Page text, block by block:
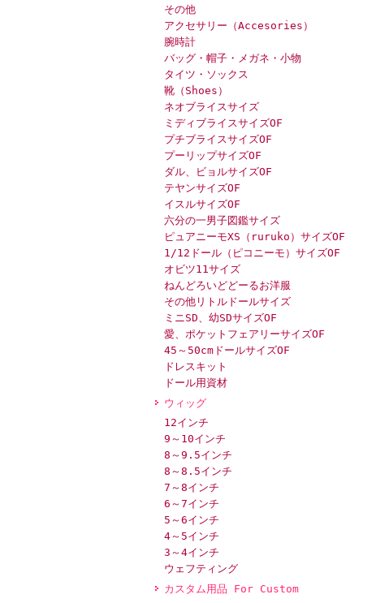
その他
アクセサリー（Accesories）
腕時計
バッグ・帽子・メガネ・小物
タイツ・ソックス
靴（Shoes）
ネオブライスサイズ
ミディブライスサイズOF
プチブライスサイズOF
プーリップサイズOF
ダル、ビョルサイズOF
テヤンサイズOF
イスルサイズOF
六分の一男子図鑑サイズ
ピュアニーモXS（ruruko）サイズOF
1/12ドール（ピコニーモ）サイズOF
オビツ11サイズ
ねんどろいどどーるお洋服
その他リトルドールサイズ
ミニSD、幼SDサイズOF
愛、ポケットフェアリーサイズOF
45～50cmドールサイズOF
ドレスキット
ドール用資材
ウィッグ
12インチ
9～10インチ
8～9.5インチ
8～8.5インチ
7～8インチ
6～7インチ
5～6インチ
4～5インチ
3～4インチ
ウェフティング
カスタム用品 For Custom